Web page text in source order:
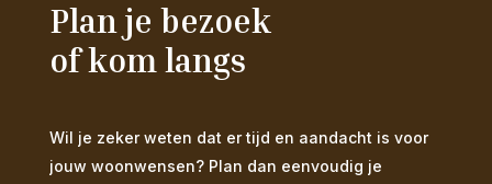
Plan je bezoek
of kom langs
Wil je zeker weten dat er tijd en aandacht is voor
jouw woonwensen? Plan dan eenvoudig je